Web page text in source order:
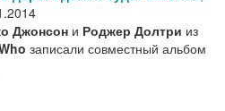
Джонсон и Роджер Долтри из
записали совместный альбом